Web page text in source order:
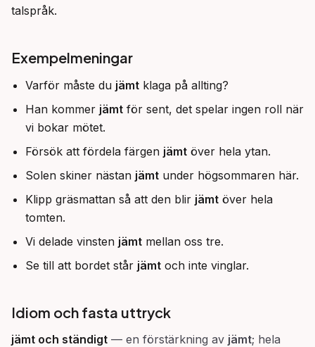
talspråk.
Exempelmeningar
Varför måste du jämt klaga på allting?
Han kommer jämt för sent, det spelar ingen roll när
vi bokar mötet.
Försök att fördela färgen jämt över hela ytan.
Solen skiner nästan jämt under högsommaren här.
Klipp gräsmattan så att den blir jämt över hela
tomten.
Vi delade vinsten jämt mellan oss tre.
Se till att bordet står jämt och inte vinglar.
Idiom och fasta uttryck
jämt och ständigt — en förstärkning av jämt; hela